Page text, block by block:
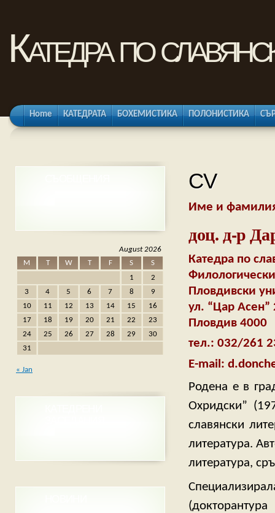
Катедра по
Home КАТЕДРАТА БОХЕМИСТИКА ПОЛОНИСТИКА
СV
Име и
доц. д-р
Катедра по
Пловдивски
ул. “Цар Асен”
Пловдив 4000
тел.: 032/261
E-mail:
Родена е в
Охридски”
славянски
литература.
литература,
August 2026
M
T W T F S
S
1
2
3
4 5 6 7 8
9
10
11 12 13 14 15
16
17
18 19 20 21 22
23
24
25 26 27 28 29
30
31
« Jan